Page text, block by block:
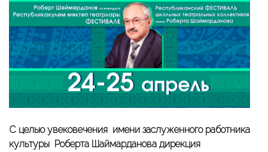
С целью увековечения имени заслуженного работника
культуры Роберта Шаймарданова дирекция